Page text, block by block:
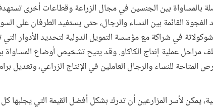
بالمساواة بين الجنسين في مجال الزراعة وقطاعات أخرى
القائمة بين النساء والرجال، حتى يستفيد الطرفان على
في شراكة مع مؤسسة التمويل الدولية لتحديد الأدوار
مراحل عملية إنتاج الكاكاو. وقد يتيح تشخيص أوضاع المساواة
المتاحة للنساء والرجال العاملين في الإنتاج الزراعي، وتعديل
يمكن لأسر المزارعين أن تدرك بشكل أفضل القيمة التي يجلبها